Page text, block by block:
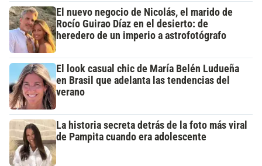
El nuevo negocio de Nicolás, el marido de
Rocío Guirao Díaz en el desierto: de
heredero de un imperio a astrofotógrafo
El look casual chic de María Belén Ludueña
en Brasil que adelanta las tendencias del
verano
La historia secreta detrás de la foto más viral
de Pampita cuando era adolescente